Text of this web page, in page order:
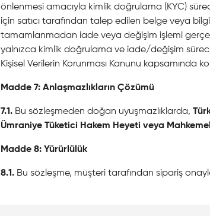
önlenmesi amacıyla kimlik doğrulama (KYC)
için satıcı tarafından talep edilen belge veya
tamamlanmadan iade veya değişim işlemi
yalnızca kimlik doğrulama ve iade/değişim
Kişisel Verilerin Korunması Kanunu kapsamında
Madde 7: Anlaşmazlıkların Çözümü
7.1. Bu sözleşmeden doğan uyuşmazlıklarda,
Ümraniye Tüketici Hakem Heyeti veya
Madde 8: Yürürlülük
8.1. Bu sözleşme, müşteri tarafından sipariş